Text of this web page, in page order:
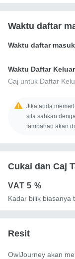
Waktu daftar
Waktu daftar masuk
Waktu Daftar Keluar
Caj untuk Daftar
Jika anda
sila sahkan
tambahan akan
Cukai dan Caj
VAT5 %
Kadar bilik biasanya
Resit
OwlJourney akan